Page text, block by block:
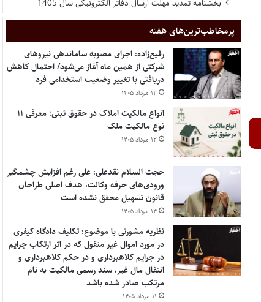
بخشنامه تمدید مهلت ارسال دفاتر الکترونیکی سال 1405
پر‌مخاطب‌ترین‌های هفته
رفیع‌زاده: اجرای مصوبه ساماندهی نیروهای
شرکتی از همین ماه آغاز می‌شود/ احتمال کاهش
دریافتی با تغییر وضعیت استخدامی فرد
۱۲ مرداد ۱۴۰۵
انواع مالکیت املاک در حقوق ثبتی؛ معرفی ۱۱
نوع مالکیت ملک
۱۲ مرداد ۱۴۰۵
حجت السلام نقدعلی: علی رغم افزایش چشمگیر
ورودی‌های حرفه وکالت، هدف اصلی طراحان
قانون تسهیل محقق نشده است
۱۴ مرداد ۱۴۰۵
نظریه مشورتی با موضوع: تکلیف دادگاه کیفری
در مورد اموال غیر منقول که در اثر ارتکاب جرایم
در جرایم کلاهبرداری و در حکم کلاهبرداری و
انتقال مال غیر، سند رسمی مالکیت به نام
مرتکب صادر شده باشد
۱۱ مرداد ۱۴۰۵